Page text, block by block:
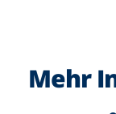
Mehr